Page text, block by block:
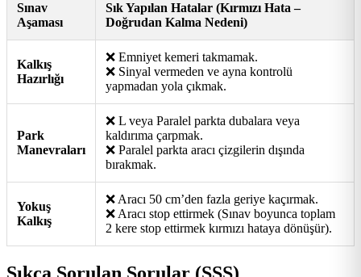
Sınav
Aşaması
Sık Yapılan Hatalar (Kırmızı Hata –
Doğrudan Kalma Nedeni)
Kalkış
Hazırlığı
❌ Emniyet kemeri takmamak.
❌ Sinyal vermeden ve ayna kontrolü
yapmadan yola çıkmak.
Park
Manevraları
❌ L veya Paralel parkta dubalara veya
kaldırıma çarpmak.
❌ Paralel parkta aracı çizgilerin dışında
bırakmak.
Yokuş
Kalkış
❌ Aracı 50 cm’den fazla geriye kaçırmak.
❌ Aracı stop ettirmek (Sınav boyunca toplam
2 kere stop ettirmek kırmızı hataya dönüşür).